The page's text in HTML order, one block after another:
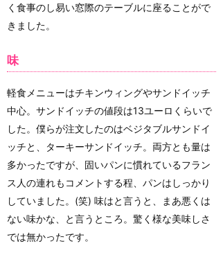
く食事のし易い窓際のテーブルに座ることがで
きました。
味
軽食メニューはチキンウィングやサンドイッチ
中心。サンドイッチの値段は13ユーロくらいで
した。僕らが注文したのはベジタブルサンドイ
ッチと、ターキーサンドイッチ。両方とも量は
多かったですが、固いパンに慣れているフラン
ス人の連れもコメントする程、パンはしっかり
していました。(笑) 味はと言うと、まあ悪くは
ない味かな、と言うところ。驚く様な美味しさ
では無かったです。